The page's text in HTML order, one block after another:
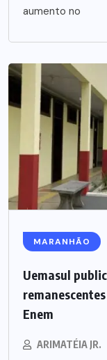
aumento no
MARANHÃO
Uemasul
Enem
ARIMATÉIA JR.